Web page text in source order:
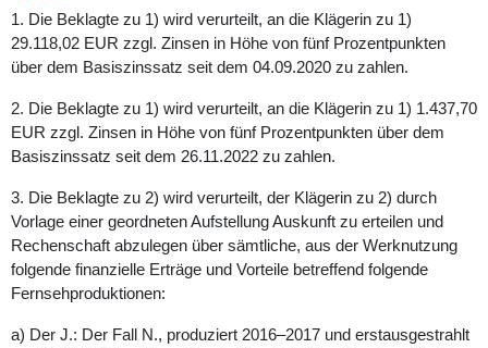
1. Die Beklagte zu 1) wird verurteilt, an die Klägerin zu 1)
29.118,02 EUR zzgl. Zinsen in Höhe von fünf Prozentpunkten
über dem Basiszinssatz seit dem 04.09.2020 zu zahlen.
2. Die Beklagte zu 1) wird verurteilt, an die Klägerin zu 1) 1.437,70
EUR zzgl. Zinsen in Höhe von fünf Prozentpunkten über dem
Basiszinssatz seit dem 26.11.2022 zu zahlen.
3. Die Beklagte zu 2) wird verurteilt, der Klägerin zu 2) durch
Vorlage einer geordneten Aufstellung Auskunft zu erteilen und
Rechenschaft abzulegen über sämtliche, aus der Werknutzung
folgende finanzielle Erträge und Vorteile betreffend folgende
Fernsehproduktionen:
a) Der J.: Der Fall N., produziert 2016–2017 und erstausgestrahlt